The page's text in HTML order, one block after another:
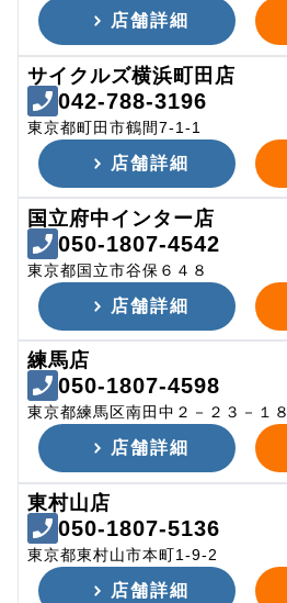
店舗詳細
サイクルズ横浜町田店
042-788-3196
東京都町田市鶴間7-1-1
店舗詳細
国立府中インター店
050-1807-4542
東京都国立市谷保６４８
店舗詳細
練馬店
050-1807-4598
東京都練馬区南田中２－２３－１８
店舗詳細
東村山店
050-1807-5136
東京都東村山市本町1-9-2
店舗詳細